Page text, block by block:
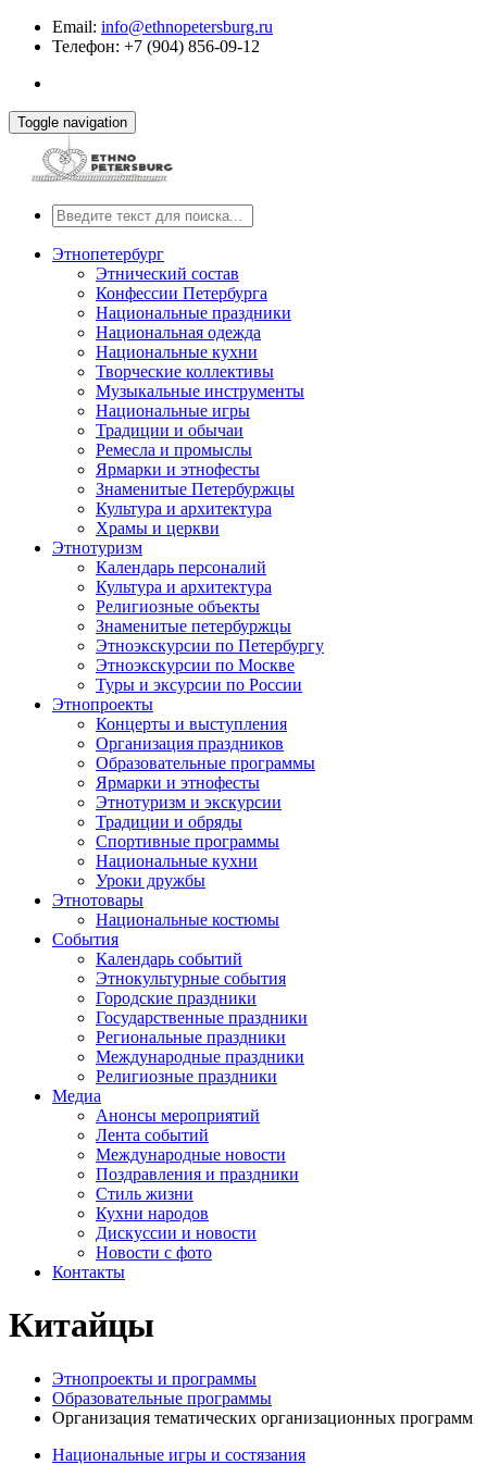
Email: info@ethnopetersburg.ru
Телефон: +7 (904) 856-09-12
Toggle navigation
Этнопетербург
Этнический состав
Конфессии Петербурга
Национальные праздники
Национальная одежда
Национальные кухни
Творческие коллективы
Музыкальные инструменты
Национальные игры
Традиции и обычаи
Ремесла и промыслы
Ярмарки и этнофесты
Знаменитые Петербуржцы
Культура и архитектура
Храмы и церкви
Этнотуризм
Календарь персоналий
Культура и архитектура
Религиозные объекты
Знаменитые петербуржцы
Этноэкскурсии по Петербургу
Этноэкскурсии по Москве
Туры и эксурсии по России
Этнопроекты
Концерты и выступления
Организация праздников
Образовательные программы
Ярмарки и этнофесты
Этнотуризм и экскурсии
Традиции и обряды
Спортивные программы
Национальные кухни
Уроки дружбы
Этнотовары
Национальные костюмы
События
Календарь событий
Этнокультурные события
Городские праздники
Государственные праздники
Региональные праздники
Международные праздники
Религиозные праздники
Медиа
Анонсы мероприятий
Лента событий
Международные новости
Поздравления и праздники
Cтиль жизни
Кухни народов
Дискуссии и новости
Новости с фото
Контакты
Китайцы
Этнопроекты и программы
Образовательные программы
Организация тематических организационных программ
Национальные игры и состязания